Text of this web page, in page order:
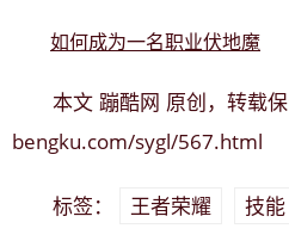
如何成为一名职业伏地魔
本文 蹦酷网 原创，转载
bengku.com/sygl/567.html
标签： 王者荣耀 技能